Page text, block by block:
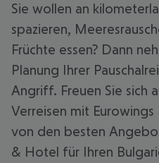
Sie wollen an
spazieren,
Früchte essen? Dann
Planung Ihrer
Angriff. Freuen Sie sich
Verreisen mit
von den besten
& Hotel für Ihren